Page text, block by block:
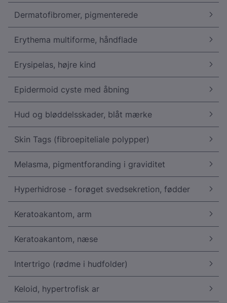
Dermatofibromer, pigmenterede
Erythema multiforme, håndflade
Erysipelas, højre kind
Epidermoid cyste med åbning
Hud og bløddelsskader, blåt mærke
Skin Tags (fibroepiteliale polypper)
Melasma, pigmentforanding i graviditet
Hyperhidrose - forøget svedsekretion, fødder
Keratoakantom, arm
Keratoakantom, næse
Intertrigo (rødme i hudfolder)
Keloid, hypertrofisk ar